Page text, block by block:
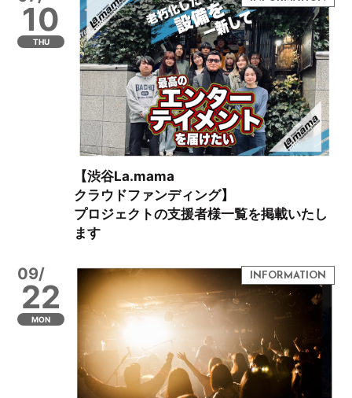
10
THU
【渋谷La.mama
クラウドファンディング】
プロジェクトの支援者様一覧を掲載いたし
ます
09/
22
MON